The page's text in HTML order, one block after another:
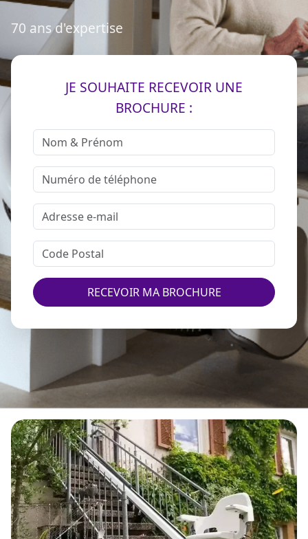
70 ans d'expertise
JE SOUHAITE RECEVOIR UNE
BROCHURE :
RECEVOIR MA BROCHURE